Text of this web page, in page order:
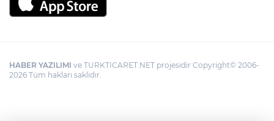
HABER YAZILIMI ve TURKTICARET.NET projesidir Copyright© 2006-
2026 Tüm hakları saklıdır.